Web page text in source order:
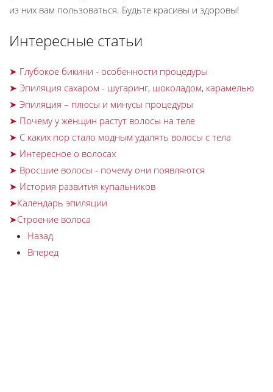
из них вам пользоваться. Будьте красивы и здоровы!
Интересные статьи
➤ Глубокое бикини - особенности процедуры
➤ Эпиляция сахаром - шугаринг, шоколадом, карамелью
➤ Эпиляция – плюсы и минусы процедуры
➤ Почему у женщин растут волосы на теле
➤ С каких пор стало модным удалять волосы с тела
➤ Интересное о волосах
➤ Вросшие волосы - почему они появляются
➤ История развития купальников
➤Календарь эпиляции
➤Строение волоса
Назад
Вперед